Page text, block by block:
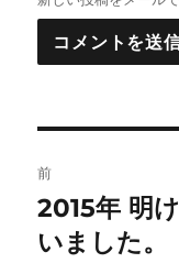
稿
ナ
前
前
の
2015年 明
いました。